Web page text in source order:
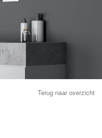
Terug naar overzicht